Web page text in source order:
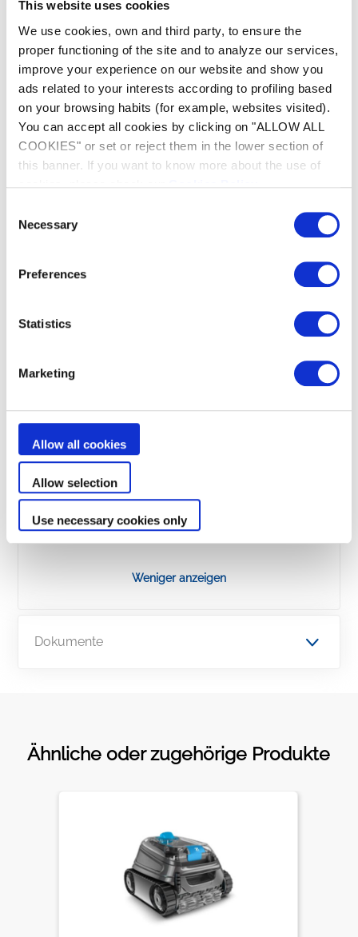
This website uses cookies
We use cookies, own and third party, to ensure the
proper functioning of the site and to analyze our services,
improve your experience on our website and show you
ads related to your interests according to profiling based
on your browsing habits (for example, websites visited).
You can accept all cookies by clicking on "ALLOW ALL
COOKIES" or set or reject them in the lower section of
this banner. If you want to know more about the use of
Selection
Necessary
Preferences
Statistics
Marketing
Allow all cookies
Allow selection
Use necessary cookies only
Dank der iAquaLink®-Anwendung können Sie
mit Ihrem Smartphone aus der Ferne auf die
Funktionen Ihres Reinigungsroboters zugreifen.
Er verfügt über eine Fernsteuerungsfunktion,
seine Zykluszeit kann eingestellt werden und
der Reinigungsfortschritt kann jederzeit
überwacht werden. Dank automatischer
Software-Updates ist der außerdem aufrüstbar.
Benutzerfreundlichkeit
Sein Filter, der von oben zugänglich ist,
ermöglicht einen echten Komfort bei der
täglichen Benutzung. Das Wasser wird schnell
abgelassen, sodass der Roboter den Pool leicht
verlassen kann.
Weniger anzeigen
Dokumente
Ähnliche oder zugehörige Produkte